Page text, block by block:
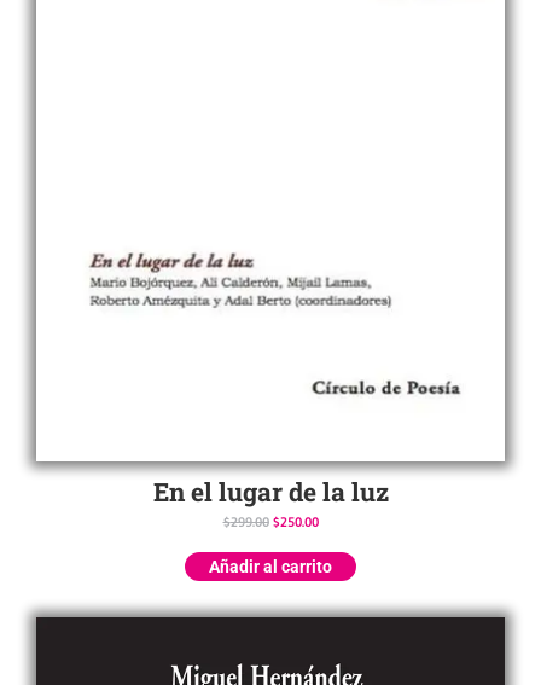
En el lugar de la luz
$299.00 $250.00
Añadir al carrito